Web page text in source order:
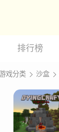
排行榜
游戏分类 沙盒